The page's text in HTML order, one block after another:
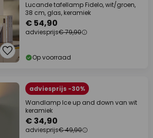
Lucande tafellamp Fidelo, wit/groen,
38 cm, glas, keramiek
€ 54,90
adviesprijs€ 79,90
Op voorraad
adviesprijs -30%
Wandlamp Ice up and down van wit
keramiek
€ 34,90
adviesprijs€ 49,90